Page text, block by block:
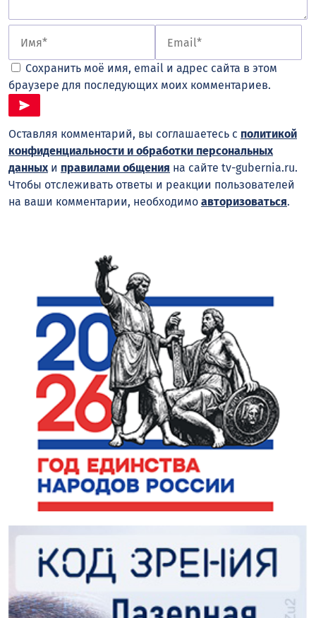
Сохранить моё имя, email и адрес сайта в этом
браузере для последующих моих комментариев.
Оставляя комментарий, вы соглашаетесь с политикой
конфиденциальности и обработки персональных
данныхи правилами общения на сайте tv-gubernia.ru.
Чтобы отслеживать ответы и реакции пользователей
на ваши комментарии, необходимо авторизоваться.